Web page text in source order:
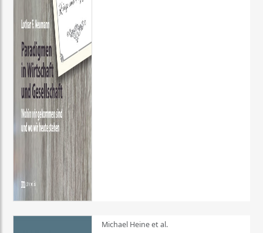
Michael Heine et al.